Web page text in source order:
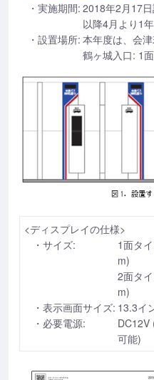
・実施期間: 2018年2月17
以降4月より1
・設置場所: 本年度は、会
鶴ヶ城入口: 1
<ディスプレイの仕様>
・サイズ:
1面タ
m)
2面タ
m)
・表示画面サイズ: 13.3イ
・必要電源:
DC12V
可能)